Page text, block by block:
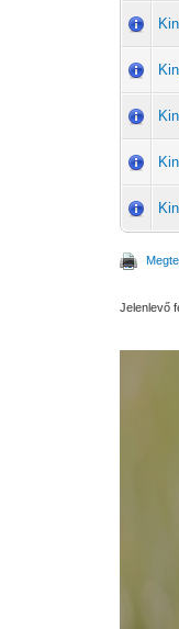
Jelenlevő